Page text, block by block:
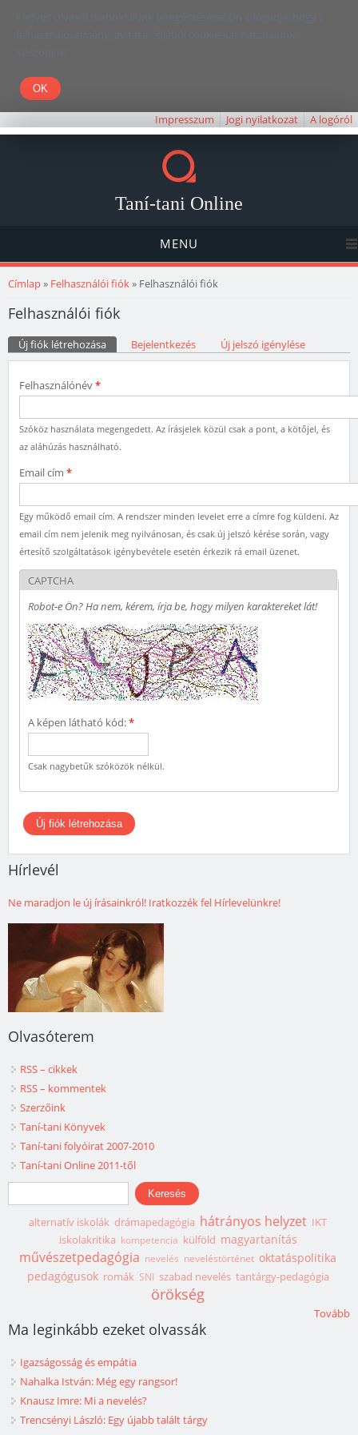
Kedves Olvasó! Weboldalunk böngészésével Ön elfogadja, hogy a
felhasználói élmény javítása céljából cookie-kat használunk.
Köszönjük!
Impresszum Jogi nyilatkozat A logóról
Taní-tani Online
MENU
Jelenlegi hely
Címlap» Felhasználói fiók» Felhasználói fiók
Felhasználói fiók
Elsődleges fülek
Új fiók létrehozása (aktív fül)Bejelentkezés Új jelszó igénylése
Felhasználónév*
Szóköz használata megengedett. Az írásjelek közül csak a pont, a kötőjel, és
az aláhúzás használható.
Email cím *
Egy működő email cím. A rendszer minden levelet erre a címre fog küldeni. Az
email cím nem jelenik meg nyilvánosan, és csak új jelszó kérése során, vagy
értesítő szolgáltatások igénybevétele esetén érkezik rá email üzenet.
CAPTCHA
Robot-e Ön? Ha nem, kérem, írja be, hogy milyen karaktereket lát!
A képen látható kód:*
Csak nagybetűk szóközök nélkül.
Hírlevél
Ne maradjon le új írásainkról! Iratkozzék fel Hírlevelünkre!
Olvasóterem
RSS – cikkek
RSS – kommentek
Szerzőink
Taní-tani Könyvek
Taní-tani folyóirat 2007-2010
Taní-tani Online 2011-től
Keresés űrlap
Keresés
alternatív iskolák drámapedagógia hátrányos helyzet IKT
iskolakritika kompetencia külföld magyartanítás
művészetpedagógia nevelés neveléstörténet oktatáspolitika
pedagógusok romák SNI szabad nevelés tantárgy-pedagógia
örökség
Tovább
Ma leginkább ezeket olvassák
Igazságosság és empátia
Nahalka István: Még egy rangsor!
Knausz Imre: Mi a nevelés?
Trencsényi László: Egy újabb talált tárgy